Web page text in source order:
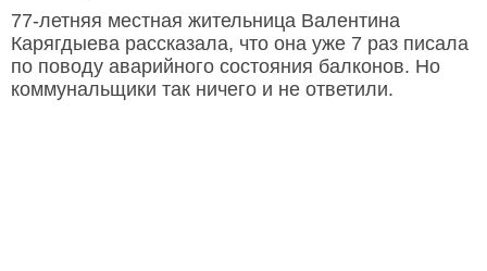
77-летняя местная жительница Валентина
Карягдыева рассказала, что она уже 7 раз писала
по поводу аварийного состояния балконов. Но
коммунальщики так ничего и не ответили.